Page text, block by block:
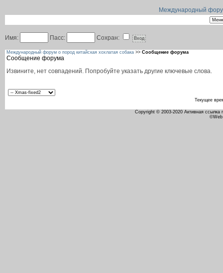
Международный
Имя: Пасс: Сохран:
Международный форум о пород китайская хохлатая собака >> Сообщение форума
Сообщение форума
Извините, нет совпадений. Попробуйте указать другие ключевые слова.
Текущее
Copyright © 2003-2020 Активная ссылка